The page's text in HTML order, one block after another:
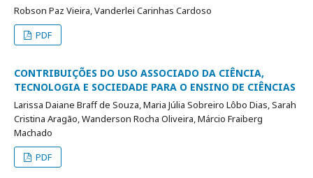
Robson Paz Vieira, Vanderlei Carinhas Cardoso
PDF
CONTRIBUIÇÕES DO USO ASSOCIADO DA CIÊNCIA,
TECNOLOGIA E SOCIEDADE PARA O ENSINO DE CIÊNCIAS
Larissa Daiane Braff de Souza, Maria Júlia Sobreiro Lôbo Dias, Sarah
Cristina Aragão, Wanderson Rocha Oliveira, Márcio Fraiberg
Machado
PDF